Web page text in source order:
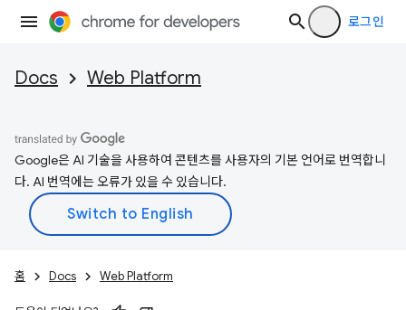
로그인
Docs Web Platform
Google은 AI 기술을 사용하여 콘텐츠를 사용자의 기본 언어로 번역합니
다. AI 번역에는 오류가 있을 수 있습니다.
홈 Docs Web Platform